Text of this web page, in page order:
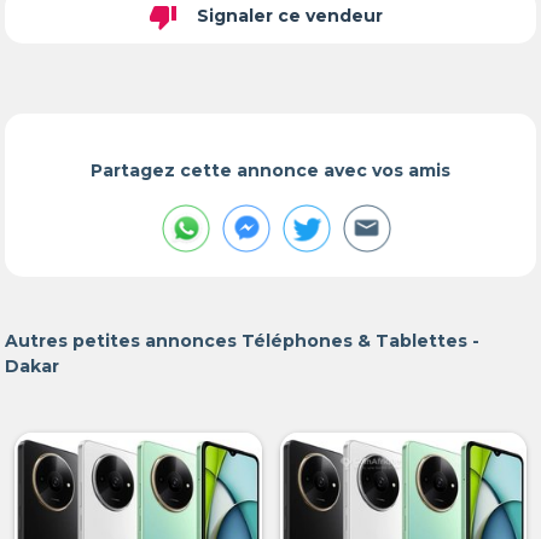
thumb_down Signaler ce vendeur
Partagez cette annonce avec vos amis
Autres petites annonces Téléphones & Tablettes -
Dakar